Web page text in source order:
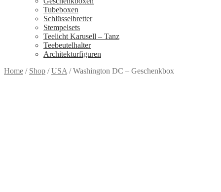
Tubeboxen
Schlüsselbretter
Stempelsets
Teelicht Karusell – Tanz
Teebeutelhalter
Architekturfiguren
Home / Shop /USA /Washington DC – Geschenkbox